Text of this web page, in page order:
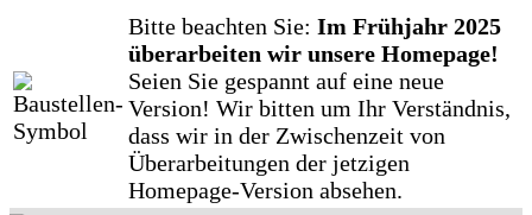
springen
Bitte beachten Sie: Im Frühjahr 2025
überarbeiten wir unsere Homepage!
Seien Sie gespannt auf eine neue
Version! Wir bitten um Ihr Verständnis,
dass wir in der Zwischenzeit von
Überarbeitungen der jetzigen
Homepage-Version absehen.